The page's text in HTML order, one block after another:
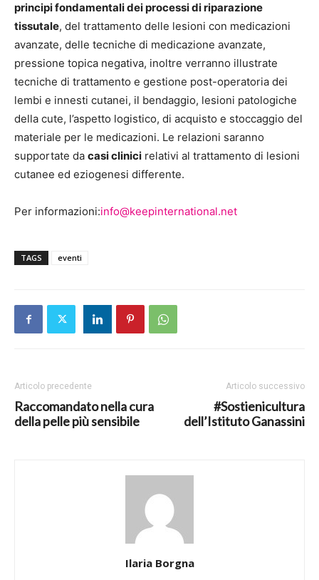
principi fondamentali dei processi di riparazione
tissutale, del trattamento delle lesioni con medicazioni
avanzate, delle tecniche di medicazione avanzate,
pressione topica negativa, inoltre verranno illustrate
tecniche di trattamento e gestione post-operatoria dei
lembi e innesti cutanei, il bendaggio, lesioni patologiche
della cute, l’aspetto logistico, di acquisto e stoccaggio del
materiale per le medicazioni. Le relazioni saranno
supportate da casi clinici relativi al trattamento di lesioni
cutanee ed eziogenesi differente.
Per informazioni:info@keepinternational.net
TAGS eventi
Articolo precedente
Raccomandato nella cura
della pelle più sensibile
Articolo successivo
#Sostienicultura
dell’Istituto Ganassini
Ilaria Borgna